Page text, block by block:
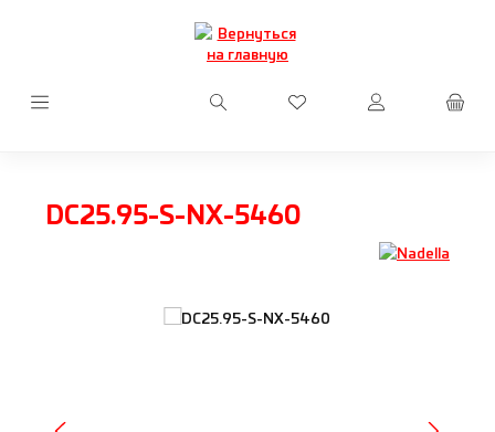
Перейти к основному содержанию
У вас есть товары из
DC25.95-S-NX-5460
Пропустить галерею изображений